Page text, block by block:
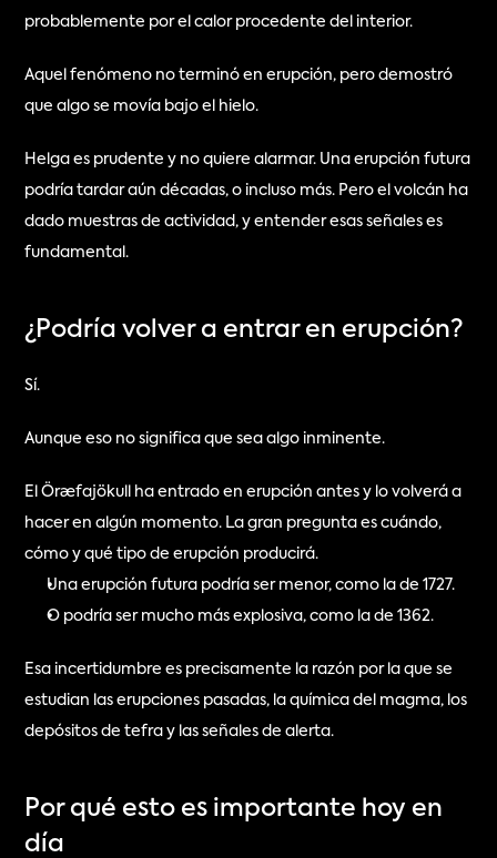
probablemente por el calor procedente del interior.
Aquel fenómeno no terminó en erupción, pero demostró
que algo se movía bajo el hielo.
Helga es prudente y no quiere alarmar. Una erupción futura
podría tardar aún décadas, o incluso más. Pero el volcán ha
dado muestras de actividad, y entender esas señales es
fundamental.
¿Podría volver a entrar en erupción?
Sí.
Aunque eso no significa que sea algo inminente.
El Öræfajökull ha entrado en erupción antes y lo volverá a
hacer en algún momento. La gran pregunta es cuándo,
cómo y qué tipo de erupción producirá.
Una erupción futura podría ser menor, como la de 1727.
O podría ser mucho más explosiva, como la de 1362.
Esa incertidumbre es precisamente la razón por la que se
estudian las erupciones pasadas, la química del magma, los
depósitos de tefra y las señales de alerta.
Por qué esto es importante hoy en
día